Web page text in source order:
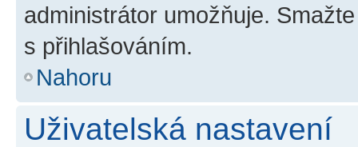
administrátor umožňuje.
s přihlašováním.
Nahoru
Uživatelská nastavení